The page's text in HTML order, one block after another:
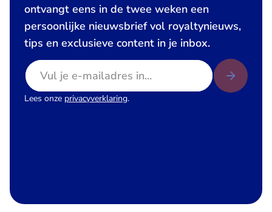
ontvangt eens in de twee weken een
persoonlijke nieuwsbrief vol royaltynieuws,
tips en exclusieve content in je inbox.
E-mailadres
Lees onze privacyverklaring.